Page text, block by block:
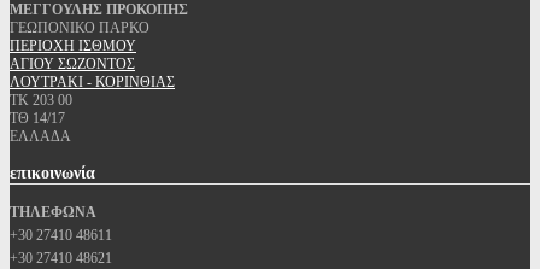
ΜΕΓΓΟΥΛΗΣ ΠΡΟΚΟΠΗΣ
ΓΕΩΠΟΝΙΚΟ ΠΑΡΚΟ
ΠΕΡΙΟΧΗ ΙΣΘΜΟΥ
ΑΓΙΟΥ ΣΩΖΟΝΤΟΣ
ΛΟΥΤΡΑΚΙ - ΚΟΡΙΝΘΙΑΣ
ΤΚ 203 00
ΤΘ 14/17
ΕΛΛΑΔΑ
επικοινωνία
ΤΗΛΕΦΩΝΑ
+30 27410 48611
+30 27410 48621